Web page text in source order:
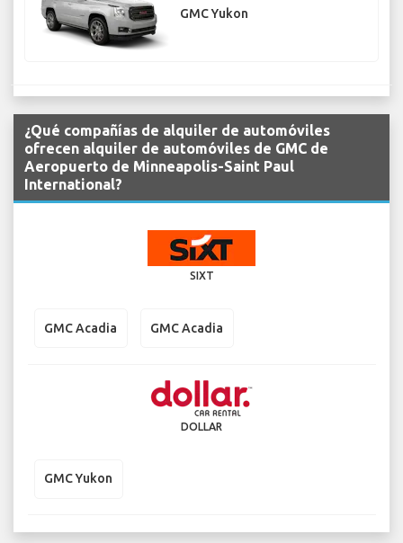
GMC Yukon
¿Qué compañías de alquiler de automóviles
ofrecen alquiler de automóviles de GMC de
Aeropuerto de Minneapolis-Saint Paul
International?
SIXT
GMC Acadia GMC Acadia
DOLLAR
GMC Yukon